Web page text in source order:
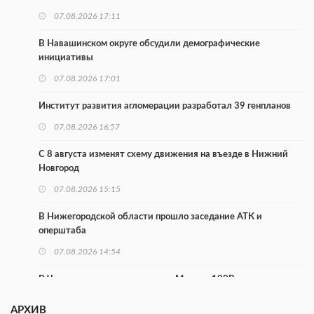
07.08.2026 17:11
В Навашинском округе обсудили демографические
инициативы
07.08.2026 17:01
Институт развития агломерации разработал 39 генпланов
07.08.2026 16:57
С 8 августа изменят схему движения на въезде в Нижний
Новгород
07.08.2026 15:15
В Нижегородской области прошло заседание АТК и
оперштаба
07.08.2026 14:54
В Чкаловске спустили на воду «Метеор-120Р»
АРХИВ